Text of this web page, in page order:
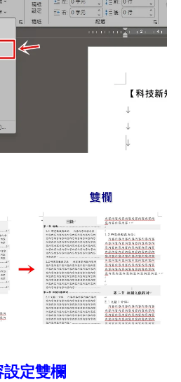
定雙欄